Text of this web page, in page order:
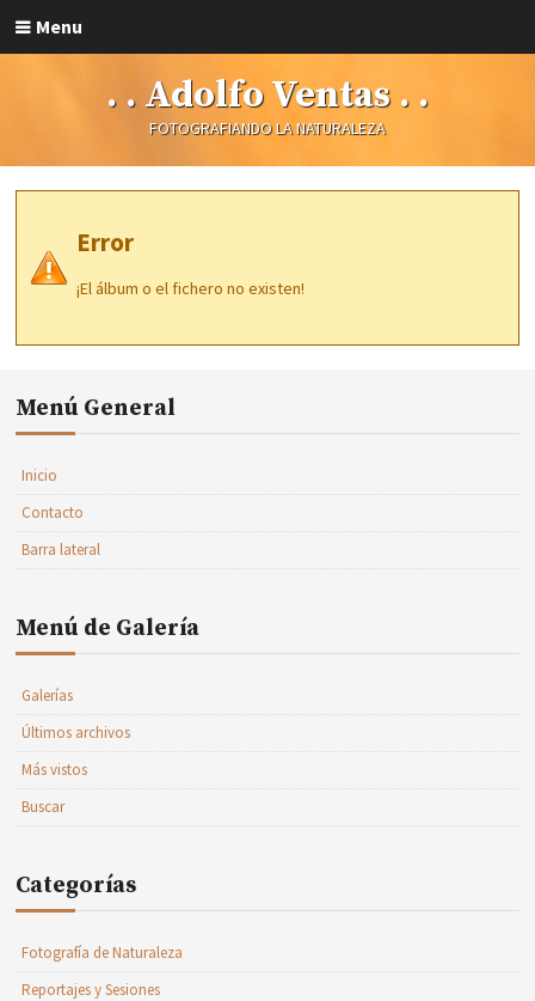
Menu
. . Adolfo Ventas . .
FOTOGRAFIANDO LA NATURALEZA
Error
¡El álbum o el fichero no existen!
Menú General
Inicio
Contacto
Barra lateral
Menú de Galería
Galerías
Últimos archivos
Más vistos
Buscar
Categorías
Fotografía de Naturaleza
Reportajes y Sesiones